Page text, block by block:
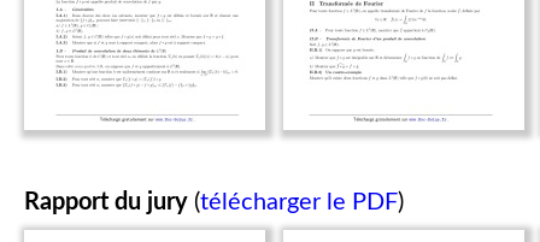
Rapport du jury (télécharger le PDF)